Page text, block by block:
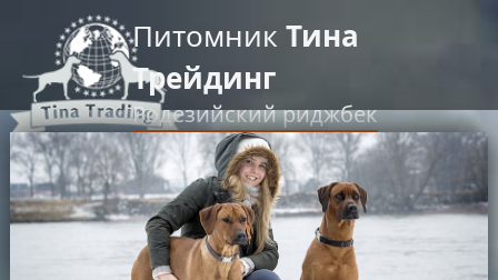
Питомник Тина
Трейдинг
Родезийский риджбек
введите текст для поиска